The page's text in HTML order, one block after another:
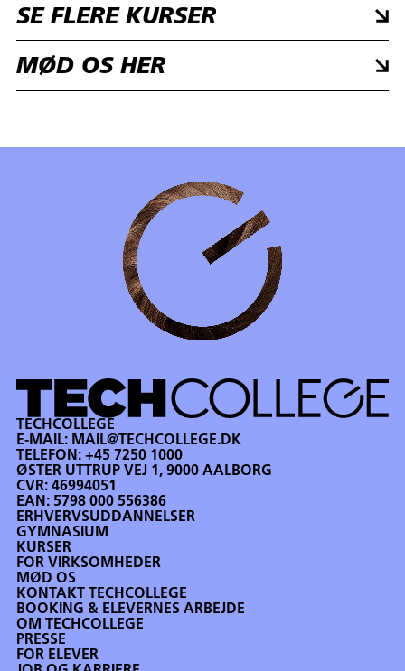
SE FLERE KURSER
MØD OS HER
TECHCOLLEGE
E-MAIL: MAIL@TECHCOLLEGE.DK
TELEFON:+45 7250 1000
ØSTER UTTRUP VEJ 1, 9000 AALBORG
CVR: 46994051
EAN: 5798 000 556386
ERHVERVSUDDANNELSER
GYMNASIUM
KURSER
FOR VIRKSOMHEDER
MØD OS
KONTAKT TECHCOLLEGE
BOOKING & ELEVERNES ARBEJDE
OM TECHCOLLEGE
PRESSE
FOR ELEVER